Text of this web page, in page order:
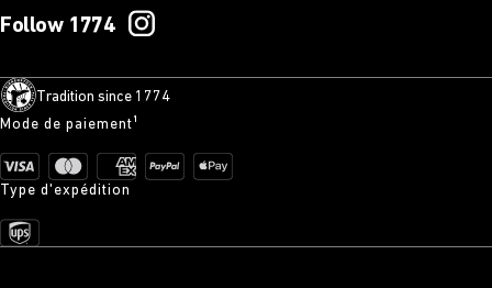
Follow 1774
Tradition since 1774
Mode de paiement¹
Type d'expédition